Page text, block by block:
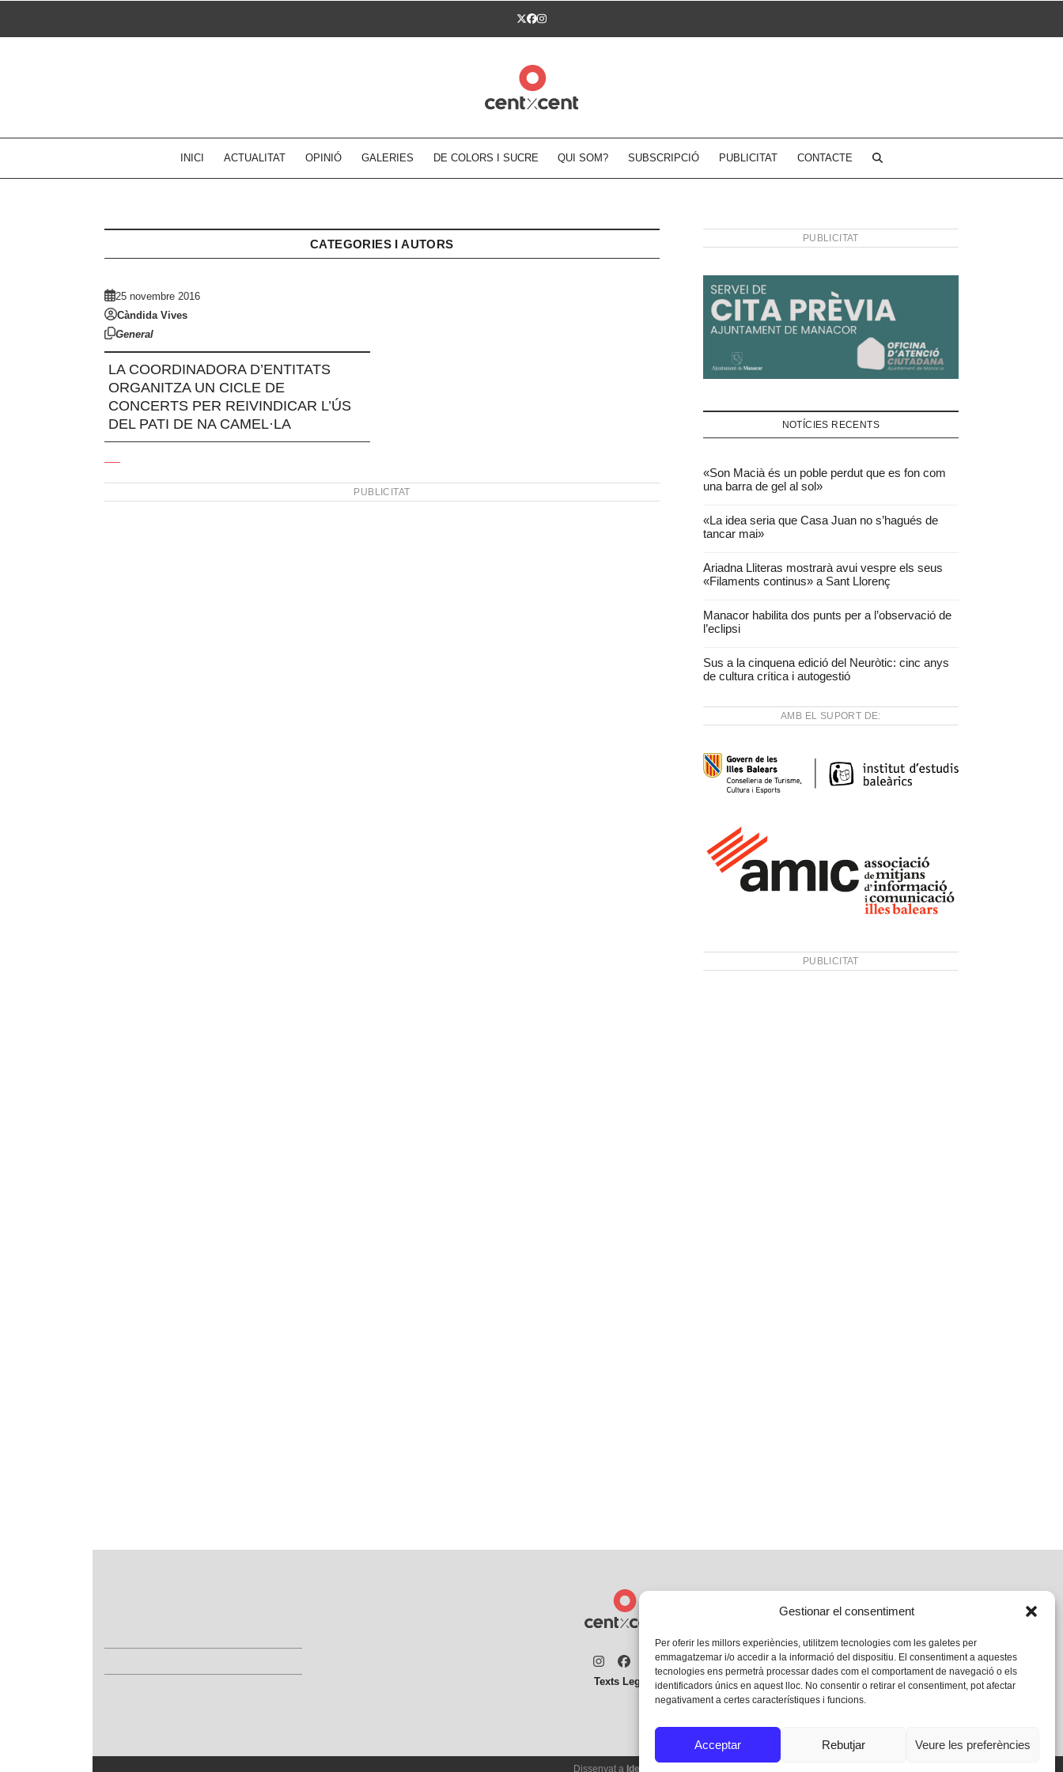
Gestionar el consentiment
Per oferir les millors experiències, utilitzem tecnologies com les galetes per
emmagatzemar i/o accedir a la informació del dispositiu. El consentiment a aquestes
tecnologies ens permetrà processar dades com el comportament de navegació o els
identificadors únics en aquest lloc. No consentir o retirar el consentiment, pot afectar
negativament a certes característiques i funcions.
Acceptar Rebutjar Veure les preferències
Twitter
Facebook
Instagram
INICI ACTUALITAT OPINIÓ GALERIES DE COLORS I SUCRE QUI SOM? SUBSCRIPCIÓ PUBLICITAT CONTACTE
CATEGORIES I AUTORS
25 novembre 2016
Càndida Vives
General
LA COORDINADORA D’ENTITATS
ORGANITZA UN CICLE DE
CONCERTS PER REIVINDICAR L’ÚS
DEL PATI DE NA CAMEL·LA
PUBLICITAT
PUBLICITAT
NOTÍCIES RECENTS
«Son Macià és un poble perdut que es fon com
una barra de gel al sol»
«La idea seria que Casa Juan no s’hagués de
tancar mai»
Ariadna Lliteras mostrarà avui vespre els seus
«Filaments continus» a Sant Llorenç
Manacor habilita dos punts per a l’observació de
l’eclipsi
Sus a la cinquena edició del Neuròtic: cinc anys
de cultura crítica i autogestió
AMB EL SUPORT DE:
PUBLICITAT
Instagram
Facebook
Twitter
Texts Legals
Dissenyat a Ideograma